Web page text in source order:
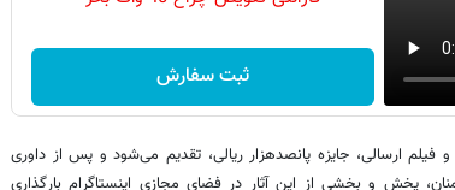
ثبت سفارش
ارسالی، جایزه پانصدهزار ریالی، تقدیم می‌شود و پس از داوری
پخش و بخشی از این آثار در فضای مجازی اینستاگرام بارگذاری